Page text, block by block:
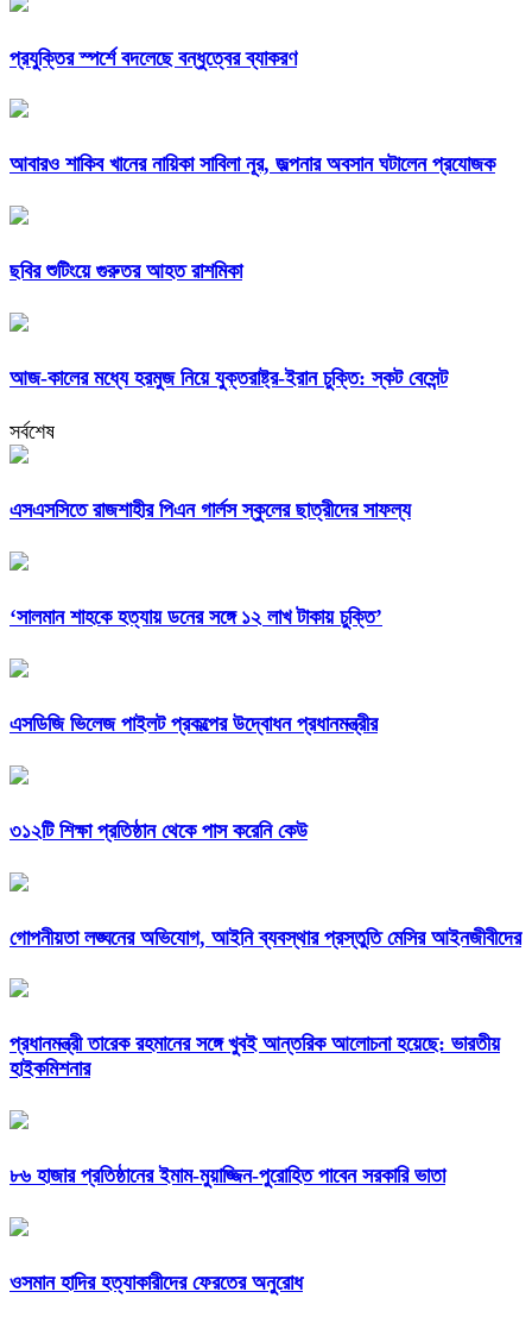
প্রযুক্তির স্পর্শে বদলেছে বন্ধুত্বের ব্যাকরণ
আবারও শাকিব খানের নায়িকা সাবিলা নূর, জল্পনার অবসান ঘটালেন প্রযোজক
ছবির শুটিংয়ে গুরুতর আহত রাশমিকা
আজ-কালের মধ্যে হরমুজ নিয়ে যুক্তরাষ্ট্র-ইরান চুক্তি: স্কট বেসেন্ট
সর্বশেষ
এসএসসিতে রাজশাহীর পিএন গার্লস স্কুলের ছাত্রীদের সাফল্য
‘সালমান শাহকে হত্যায় ডনের সঙ্গে ১২ লাখ টাকায় চুক্তি’
এসডিজি ভিলেজ পাইলট প্রকল্পের উদ্বোধন প্রধানমন্ত্রীর
৩১২টি শিক্ষা প্রতিষ্ঠান থেকে পাস করেনি কেউ
গোপনীয়তা লঙ্ঘনের অভিযোগ, আইনি ব্যবস্থার প্রস্তুতি মেসির আইনজীবীদের
প্রধানমন্ত্রী তারেক রহমানের সঙ্গে খুবই আন্তরিক আলোচনা হয়েছে: ভারতীয়
হাইকমিশনার
৮৬ হাজার প্রতিষ্ঠানের ইমাম-মুয়াজ্জিন-পুরোহিত পাবেন সরকারি ভাতা
ওসমান হাদির হত্যাকারীদের ফেরতের অনুরোধ